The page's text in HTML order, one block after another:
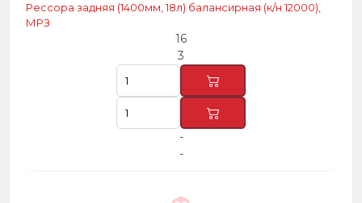
Рессора задняя (1400мм, 18л) балансирная (к/н 12000),
МРЗ
16
3
-
-